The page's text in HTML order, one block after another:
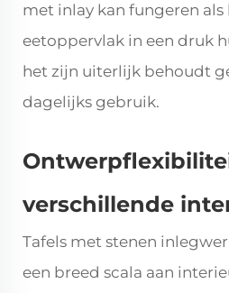
met inlay kan fungeren
eetoppervlak in een druk
het zijn uiterlijk behoudt
dagelijks gebruik.
verschillende
Tafels met stenen
een breed scala aan